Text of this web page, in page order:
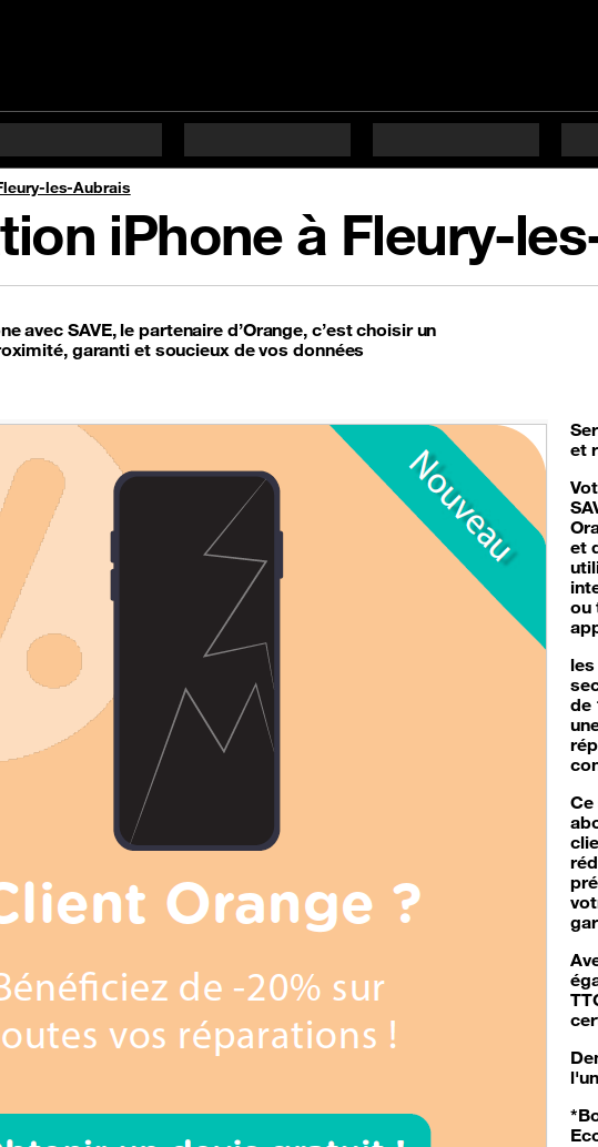
les-Aubrais
iPhone à Fleury-
avec SAVE, le partenaire d’Orange, c’est choisir un
garanti et soucieux de vos données
et
et
ou
de
Ce